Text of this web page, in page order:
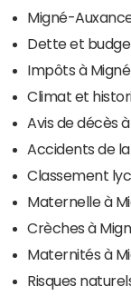
Migné-
Dette et
Impôts à
Climat et
Avis de décès
Accidents de
Classement
Maternelle à
Crèches à
Maternités à
Risques